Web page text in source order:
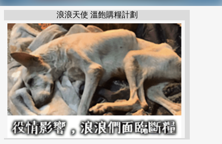
浪浪天使 溫飽購糧計劃